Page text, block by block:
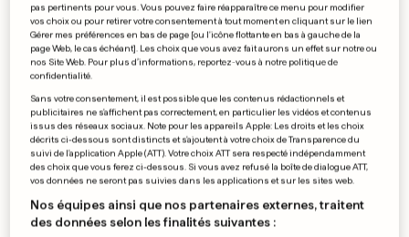
RÉSEAUX SOCIAUX
Son montage gêne, sa
réplique cartonne
0 0
COUPE DE FRANCE - 8E DE FINALE
Monaco et Paris qualifiés
pour les quarts
0
pas pertinents pour vous. Vous pouvez faire réapparaître ce menu pour modifier
vos choix ou pour retirer votre consentement à tout moment en cliquant sur le lien
Gérer mes préférences en bas de page [ou l'icône flottante en bas à gauche de la
page Web, le cas échéant]. Les choix que vous avez fait aurons un effet sur notre ou
nos Site Web. Pour plus d’informations, reportez-vous à notre politique de
confidentialité.
Sans votre consentement, il est possible que les contenus rédactionnels et
publicitaires ne s'affichent pas correctement, en particulier les vidéos et contenus
issus des réseaux sociaux. Note pour les appareils Apple: Les droits et les choix
décrits ci-dessous sont distincts et s'ajoutent à votre choix de Transparence du
suivi de l'application Apple (ATT). Votre choix ATT sera respecté indépendamment
des choix que vous ferez ci-dessous. Si vous avez refusé la boîte de dialogue ATT,
vos données ne seront pas suivies dans les applications et sur les sites web.
Nos équipes ainsi que nos partenaires externes, traitent
des données selon les finalités suivantes :